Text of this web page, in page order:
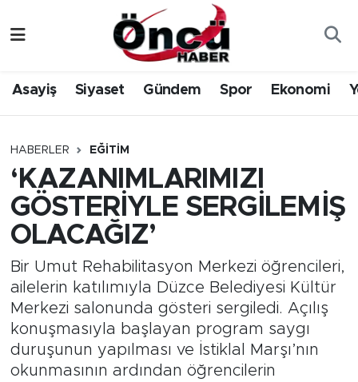
Asayiş Siyaset Gündem Spor Ekonomi
HABERLER EĞITIM
‘KAZANIMLARIMIZI
GÖSTERİYLE SERGİLEMİŞ
OLACAĞIZ’
Bir Umut Rehabilitasyon Merkezi öğrencileri,
ailelerin katılımıyla Düzce Belediyesi Kültür
Merkezi salonunda gösteri sergiledi. Açılış
konuşmasıyla başlayan program saygı
duruşunun yapılması ve İstiklal Marşı’nın
okunmasının ardından öğrencilerin
Gündem
Sağlık & Çevre
Spor
Siyaset
Yerel Haber
Öncü Radyo Dinle
Öncü TV İzle
Düzce Nöbetçi Eczaneler
Düzce Hava Durumu
Düzce Namaz Vakitleri
Düzce Trafik Yoğunluk Haritası
Süper Lig Puan Durumu ve Fikstür
Tüm Manşetler
Son Dakika Haberleri
Haber Arşivi